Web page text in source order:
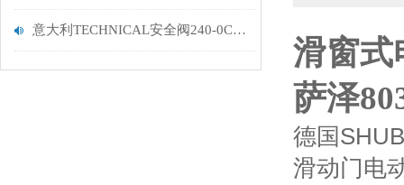
意大利TECHNICAL安全阀240-0C0-12现货供应
滑窗式
萨泽
德国
滑动门电